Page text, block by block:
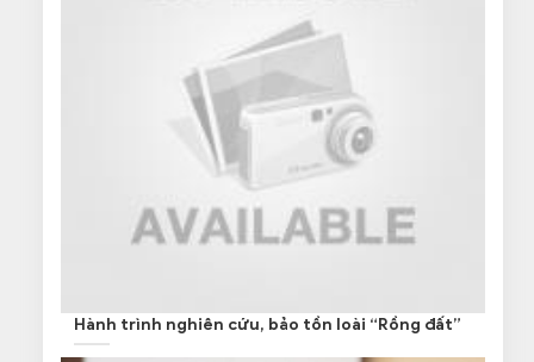
Hành trình nghiên cứu, bảo tồn loài “Rồng đất”